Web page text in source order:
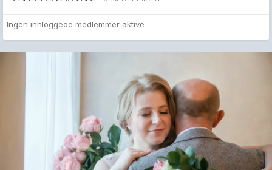
Ingen innloggede medlemmer aktive